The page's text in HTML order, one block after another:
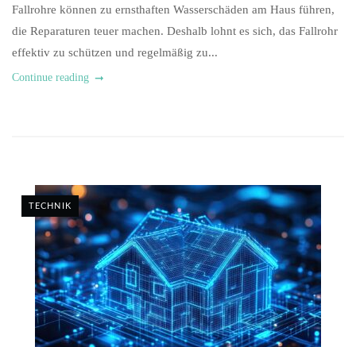
Fallrohre können zu ernsthaften Wasserschäden am Haus führen,
die Reparaturen teuer machen. Deshalb lohnt es sich, das Fallrohr
effektiv zu schützen und regelmäßig zu...
Continue reading
TECHNIK